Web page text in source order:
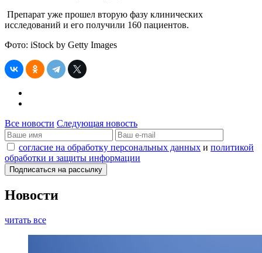
Препарат уже прошел вторую фазу клинических
исследований и его получили 160 пациентов.
Фото: iStock by Getty Images
Все новости Следующая новость
согласие на обработку персональных данных и политикой
обработки и защиты информации
Новости
читать все